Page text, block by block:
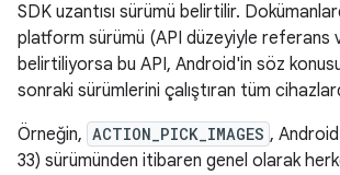
SDK uzantısı sürümü belirtilir.
platform sürümü (API düzeyiyle referans
belirtiliyorsa bu API, Android'in söz
sonraki sürümlerini çalıştıran tüm
Örneğin, ACTION_PICK_IMAGES ,
33) sürümünden itibaren genel olarak